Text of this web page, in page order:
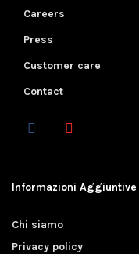
Careers
Press
Customer care
Contact
Informazioni Aggiuntive
Chi siamo
Privacy policy